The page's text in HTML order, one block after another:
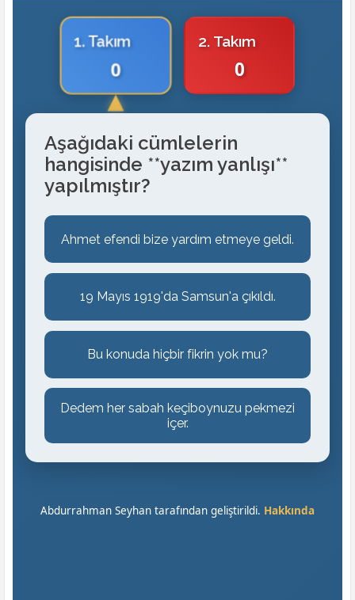
1. Takım
0
2. Takım
0
Aşağıdaki cümlelerin
hangisinde **yazım yanlışı**
yapılmıştır?
Ahmet efendi bize yardım etmeye geldi.
19 Mayıs 1919'da Samsun'a çıkıldı.
Bu konuda hiçbir fikrin yok mu?
Dedem her sabah keçiboynuzu pekmezi
içer.
Abdurrahman Seyhan tarafından geliştirildi. Hakkında